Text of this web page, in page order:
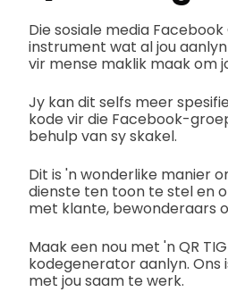
Die sosiale media
instrument wat al jou
vir mense maklik maak om
Jy kan dit selfs meer
kode vir die Facebook-
behulp van sy skakel.
Dit is 'n wonderlike manier
dienste ten toon te stel en
met klante, bewonderaars
Maak een nou met 'n QR
kodegenerator aanlyn. Ons
met jou saam te werk.